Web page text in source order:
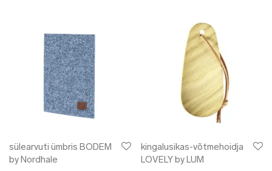
sülearvuti ümbris BODEM
by Nordhale
kingalusikas-võtmehoidja
LOVELY by LUM